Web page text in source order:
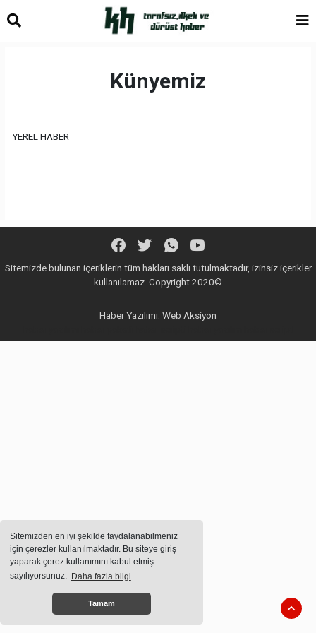
Sitemizden en iyi şekilde faydalanabilmeniz
için çerezler kullanılmaktadır. Bu siteye giriş
yaparak çerez kullanımını kabul etmiş
sayılıyorsunuz. Daha fazla bilgi
Tamam
Künyemiz
YEREL HABER
Sitemizde bulunan içeriklerin tüm hakları saklı tutulmaktadır, izinsiz içerikler
kullanılamaz. Copyright 2020©
Haber Yazılımı: Web Aksiyon